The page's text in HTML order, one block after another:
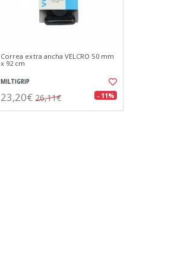
Correa extra ancha VELCRO 50 mm
x 92 cm
MILTIGRIP
23,20€ 26,11€ - 11%